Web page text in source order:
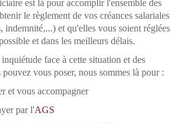
est là pour accomplir l'ensemble des
le règlement de vos créances salariales
indemnité,...) et qu'elles vous soient réglées
et dans les meilleurs délais.
face à cette situation et des
vous poser, nous sommes là pour :
et vous accompagner
par l'AGS